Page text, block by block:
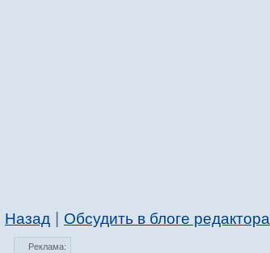
Назад Обсудить в блоге редактора
Реклама: